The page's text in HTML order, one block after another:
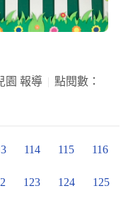
園 報導
點閱數：
114 115 116
123 124 125